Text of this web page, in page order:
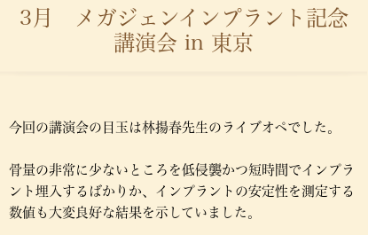
3月 メガジェンインプラント記念
講演会 in 東京
今回の講演会の目玉は林揚春先生のライブオペでした。
骨量の非常に少ないところを低侵襲かつ短時間でインプラ
ント埋入するばかりか、インプラントの安定性を測定する
数値も大変良好な結果を示していました。